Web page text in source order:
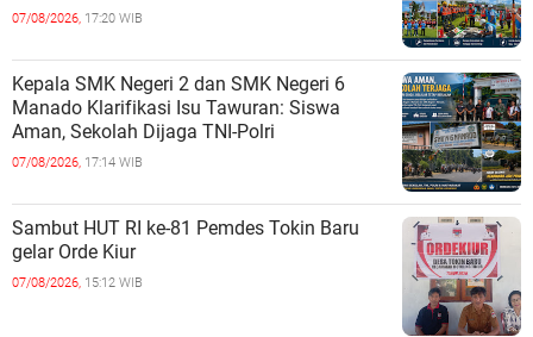
07/08/2026, 17:20 WIB
Kepala SMK Negeri 2 dan SMK Negeri 6
Manado Klarifikasi Isu Tawuran: Siswa
Aman, Sekolah Dijaga TNI-Polri
07/08/2026, 17:14 WIB
Sambut HUT RI ke-81 Pemdes Tokin Baru
gelar Orde Kiur
07/08/2026, 15:12 WIB